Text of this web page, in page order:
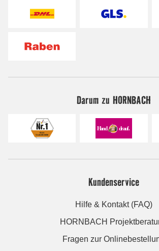
Darum zu HORNBACH
Kundenservice
Hilfe & Kontakt (FAQ)
HORNBACH
Fragen zur